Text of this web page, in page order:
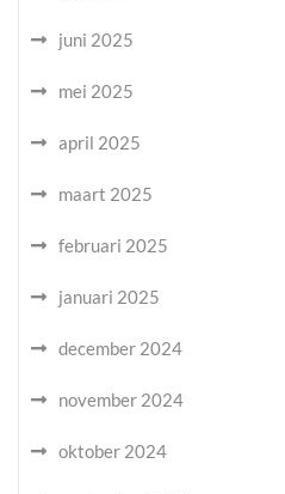
juni 2025
mei 2025
april 2025
maart 2025
februari 2025
januari 2025
december 2024
november 2024
oktober 2024